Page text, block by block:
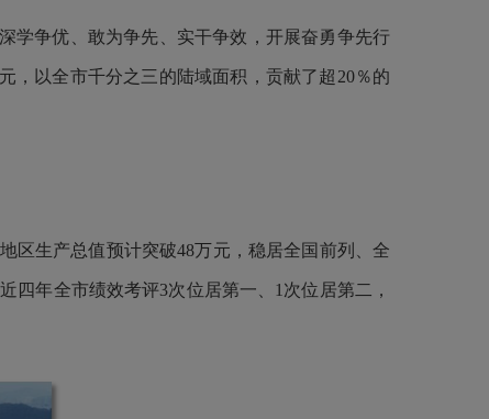
学争优、敢为争先、实干争效，开展奋勇争先行
，以全市千分之三的陆域面积，贡献了超20％的
区生产总值预计突破48万元，稳居全国前列、全
四年全市绩效考评3次位居第一、1次位居第二，